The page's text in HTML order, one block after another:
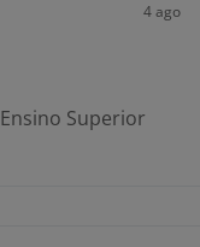
4 ago
Ensino Superior